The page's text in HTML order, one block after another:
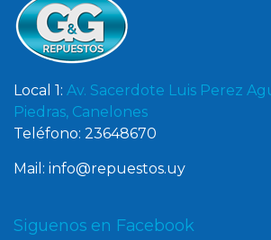
Local 1: Av. Sacerdote Luis Perez
Piedras, Canelones
Teléfono: 23648670
Mail: info@repuestos.uy
Siguenos en Facebook